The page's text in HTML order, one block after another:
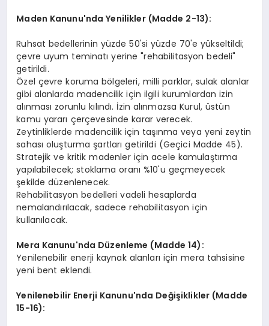
Maden Kanunu'nda Yenilikler (Madde 2-13):
Ruhsat bedellerinin yüzde 50'si yüzde 70'e yükseltildi;
çevre uyum teminatı yerine "rehabilitasyon bedeli"
getirildi.
Özel çevre koruma bölgeleri, milli parklar, sulak alanlar
gibi alanlarda madencilik için ilgili kurumlardan izin
alınması zorunlu kılındı. İzin alınmazsa Kurul, üstün
kamu yararı çerçevesinde karar verecek.
Zeytinliklerde madencilik için taşınma veya yeni zeytin
sahası oluşturma şartları getirildi (Geçici Madde 45).
Stratejik ve kritik madenler için acele kamulaştırma
yapılabilecek; stoklama oranı %10'u geçmeyecek
şekilde düzenlenecek.
Rehabilitasyon bedelleri vadeli hesaplarda
nemalandırılacak, sadece rehabilitasyon için
kullanılacak.
Mera Kanunu'nda Düzenleme (Madde 14):
Yenilenebilir enerji kaynak alanları için mera tahsisine
yeni bent eklendi.
Yenilenebilir Enerji Kanunu'nda Değişiklikler (Madde
15-16):